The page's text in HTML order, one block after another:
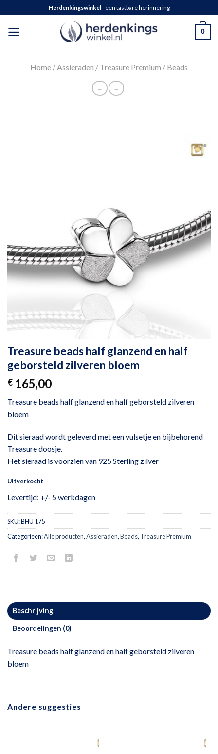
Herdenkingswinkel- een tastbare herinnering
0
Home /Assieraden / Treasure Premium / Beads
← →
Treasure beads half glanzend en half
geborsteld zilveren bloem
€ 165,00
Treasure beads half glanzend en half geborsteld zilveren
bloem
Dit sieraad wordt geleverd met een vulsetje en bijbehorend
Treasure doosje.
Het sieraad is voorzien van 925 Sterling zilver
Uitverkocht
Levertijd: +/- 5 werkdagen
SKU:BHU 175
Categorieën:Alle producten,Assieraden,Beads, Treasure Premium
Beschrijving
Beoordelingen (0)
Treasure beads half glanzend en half geborsteld zilveren
bloem
Andere suggesties